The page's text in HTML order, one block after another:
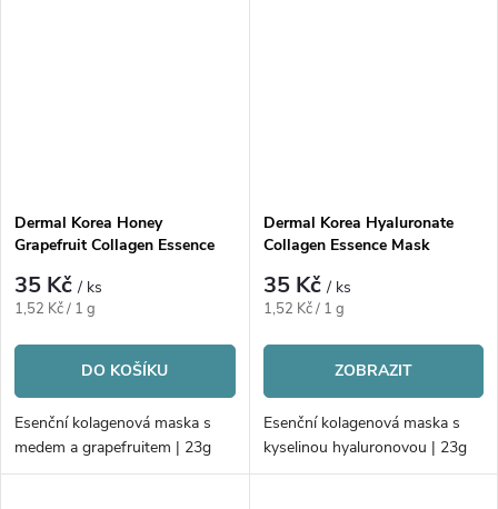
Dermal Korea Honey
Grapefruit Collagen Essence
35 Kč/ ks
Měrná
1,52 Kč / 1 g
DO KOŠÍKU
Esenční kolagenová maska s
medem a grapefruitem | 23g
Dermal Korea Hyaluronate
Collagen Essence Mask
35 Kč/ ks
Měrná
1,52 Kč / 1 g
ZOBRAZIT
Esenční kolagenová maska s
kyselinou hyaluronovou | 23g